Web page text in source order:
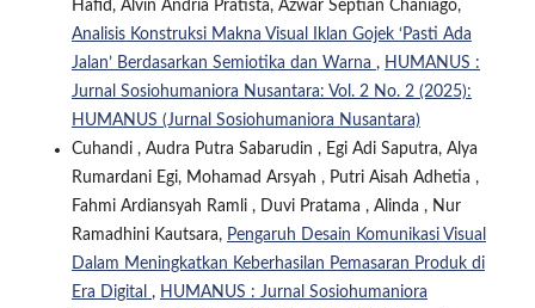
Hafid, ⁠Alvin Andria Pratista, Azwar Septian Chaniago,
Analisis Konstruksi Makna Visual Iklan Gojek ‘Pasti Ada
Jalan’ Berdasarkan Semiotika dan Warna , HUMANUS :
Jurnal Sosiohumaniora Nusantara: Vol. 2 No. 2 (2025):
HUMANUS (Jurnal Sosiohumaniora Nusantara)
Cuhandi , Audra Putra Sabarudin , Egi Adi Saputra, Alya
Rumardani Egi, Mohamad Arsyah , Putri Aisah Adhetia ,
Fahmi Ardiansyah Ramli , Duvi Pratama , Alinda , Nur
Ramadhini Kautsara, Pengaruh Desain Komunikasi Visual
Dalam Meningkatkan Keberhasilan Pemasaran Produk di
Era Digital , HUMANUS : Jurnal Sosiohumaniora